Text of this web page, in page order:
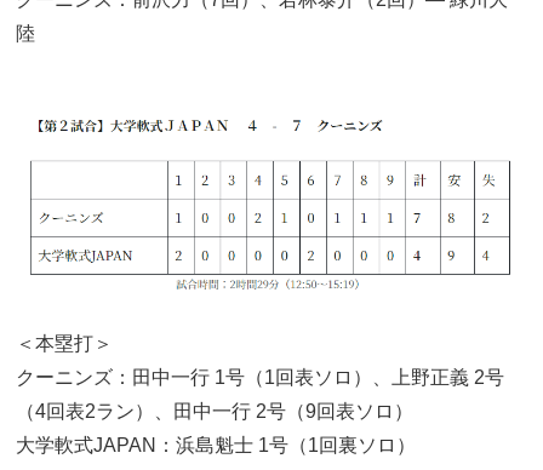
陸
＜本塁打＞
クーニンズ：田中一行 1号（1回表ソロ）、上野正義 2号
（4回表2ラン）、田中一行 2号（9回表ソロ）
大学軟式JAPAN：浜島魁士 1号（1回裏ソロ）